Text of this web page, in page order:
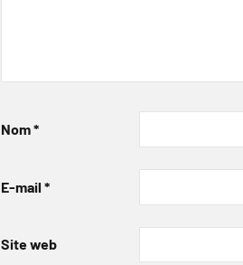
Nom*
E-mail *
Site web